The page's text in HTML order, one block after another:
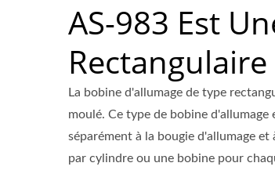
AS-983 Est
Rectangulaire
La bobine d'allumage de type
moulé. Ce type de bobine
séparément à la bougie d'allumage
par cylindre ou une bobine pour